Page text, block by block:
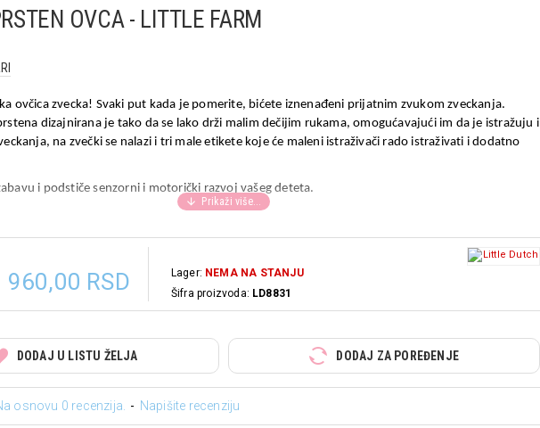
OVCA - LITTLE FARM
ovčica zvecka! Svaki put kada je pomerite, bićete iznenađeni prijatnim zvukom zveckanja.
dizajnirana je tako da se lako drži malim dečijim rukama, omogućavajući im da je istražuju i
na zvečki se nalazi i tri male etikete koje će maleni istraživači rado istraživati i dodatno
i podstiče senzorni i motorički razvoj vašeg deteta.
osnovu 0 recenzija. - Napišite recenziju
960,00 RSD Lager: NEMA NA STANJU
Šifra proizvoda: LD8831
DODAJ U LISTU ŽELJA DODAJ ZA POREĐENJE